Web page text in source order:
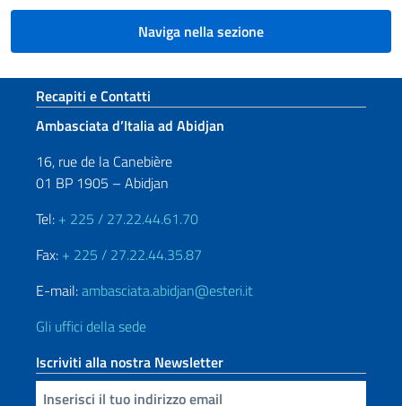
Naviga nella sezione
Sezione footer
Recapiti e Contatti
Ambasciata d’Italia ad Abidjan
16, rue de la Canebière
01 BP 1905 – Abidjan
Tel: + 225 / 27.22.44.61.70
Fax: + 225 / 27.22.44.35.87
E-mail:ambasciata.abidjan@esteri.it
Gli uffici della sede
Iscriviti alla nostra Newsletter
Inserisci la tua email